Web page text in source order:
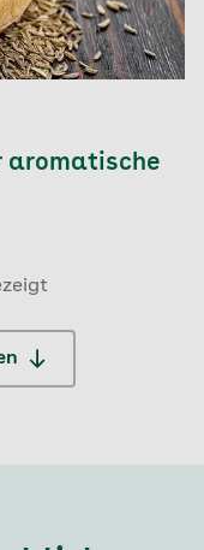
aromatische